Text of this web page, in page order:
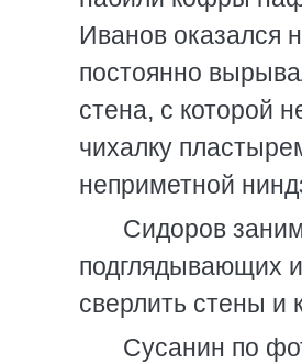
Иванов оказался
постоянно
стена, с которой
чихалку
неприметной
Сидоров
подглядывающих
сверлить стены и
Сусанин по